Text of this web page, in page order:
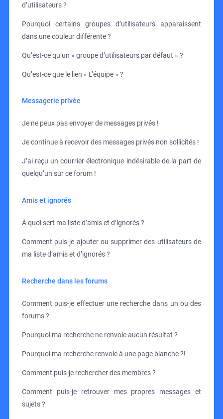
d’utilisateurs ?
Pourquoi certains groupes d’utilisateurs apparaissent
dans une couleur différente ?
Qu’est-ce qu’un « groupe d’utilisateurs par défaut » ?
Qu’est-ce que le lien « L’équipe » ?
Messagerie privée
Je ne peux pas envoyer de messages privés !
Je continue à recevoir des messages privés non sollicités !
J’ai reçu un courrier électronique indésirable de la part de
quelqu’un sur ce forum !
Amis et ignorés
À quoi sert ma liste d’amis et d’ignorés ?
Comment puis-je ajouter ou supprimer des utilisateurs de
ma liste d’amis et d’ignorés ?
Recherche dans les forums
Comment puis-je effectuer une recherche dans un ou des
forums ?
Pourquoi ma recherche ne renvoie aucun résultat ?
Pourquoi ma recherche renvoie à une page blanche ?!
Comment puis-je rechercher des membres ?
Comment puis-je retrouver mes propres messages et
sujets ?